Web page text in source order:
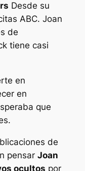
Desde su
ABC. Joan
de
tiene casi
en
en
que
de
pensar Joan
ocultos por